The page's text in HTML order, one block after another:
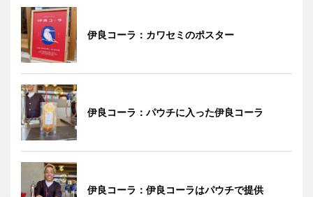
伊良コーラ：カワセミのポスター
伊良コーラ：パウチに入った伊良コーラ
伊良コーラ：伊良コーラはパウチで提供